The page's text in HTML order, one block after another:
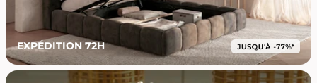
EXPÉDITION 72H